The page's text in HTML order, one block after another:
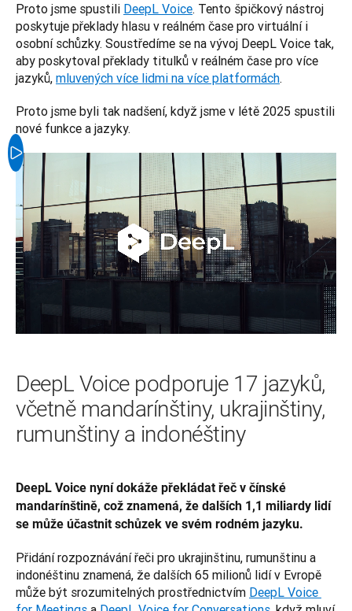
Proto jsme spustili DeepL Voice. Tento špičkový nástroj
poskytuje překlady hlasu v reálném čase pro virtuální i
osobní schůzky. Soustředíme se na vývoj DeepL Voice tak,
aby poskytoval překlady titulků v reálném čase pro více
jazyků, mluvených více lidmi na více platformách.
Proto jsme byli tak nadšení, když jsme v létě 2025 spustili
nové funkce a jazyky.
DeepL Voice podporuje 17 jazyků,
včetně mandarínštiny, ukrajinštiny,
rumunštiny a indonéštiny
DeepL Voice nyní dokáže překládat řeč v čínské
mandarínštině, což znamená, že dalších 1,1 miliardy lidí
se může účastnit schůzek ve svém rodném jazyku.
Přidání rozpoznávání řeči pro ukrajinštinu, rumunštinu a
indonéštinu znamená, že dalších 65 milionů lidí v Evropě
může být srozumitelných prostřednictvím DeepL Voice